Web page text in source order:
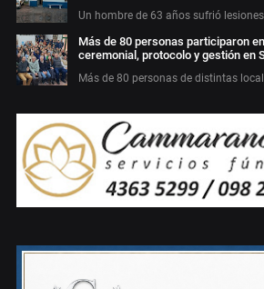
Un hombre de 63 años sufrió lesiones
Más de 80 personas participaron
ceremonial, protocolo y gestión en
Más de 80 personas de distintas